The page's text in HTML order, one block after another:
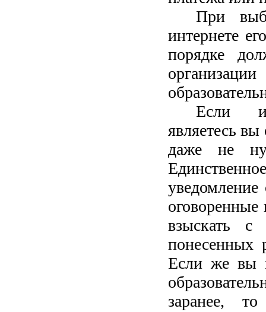
При
интернете
порядке
Если
являетесь
даже не
уведомление
взыскать с
понесенных
Если же вы
заранее,